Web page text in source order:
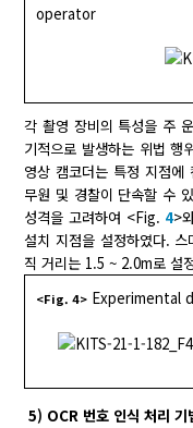
operator
각 촬영 장비의 특성을 주
기적으로 발생하는 위법 행
영상 캠코더는 특정 지점에
무원 및 경찰이 단속할 수
성격을 고려하여 <Fig. 4>
설치 지점을 설정하였다.
직 거리는 1.5 ~ 2.0m로 설
<Fig. 4> Experimental
5) OCR 번호 인식 처리 기